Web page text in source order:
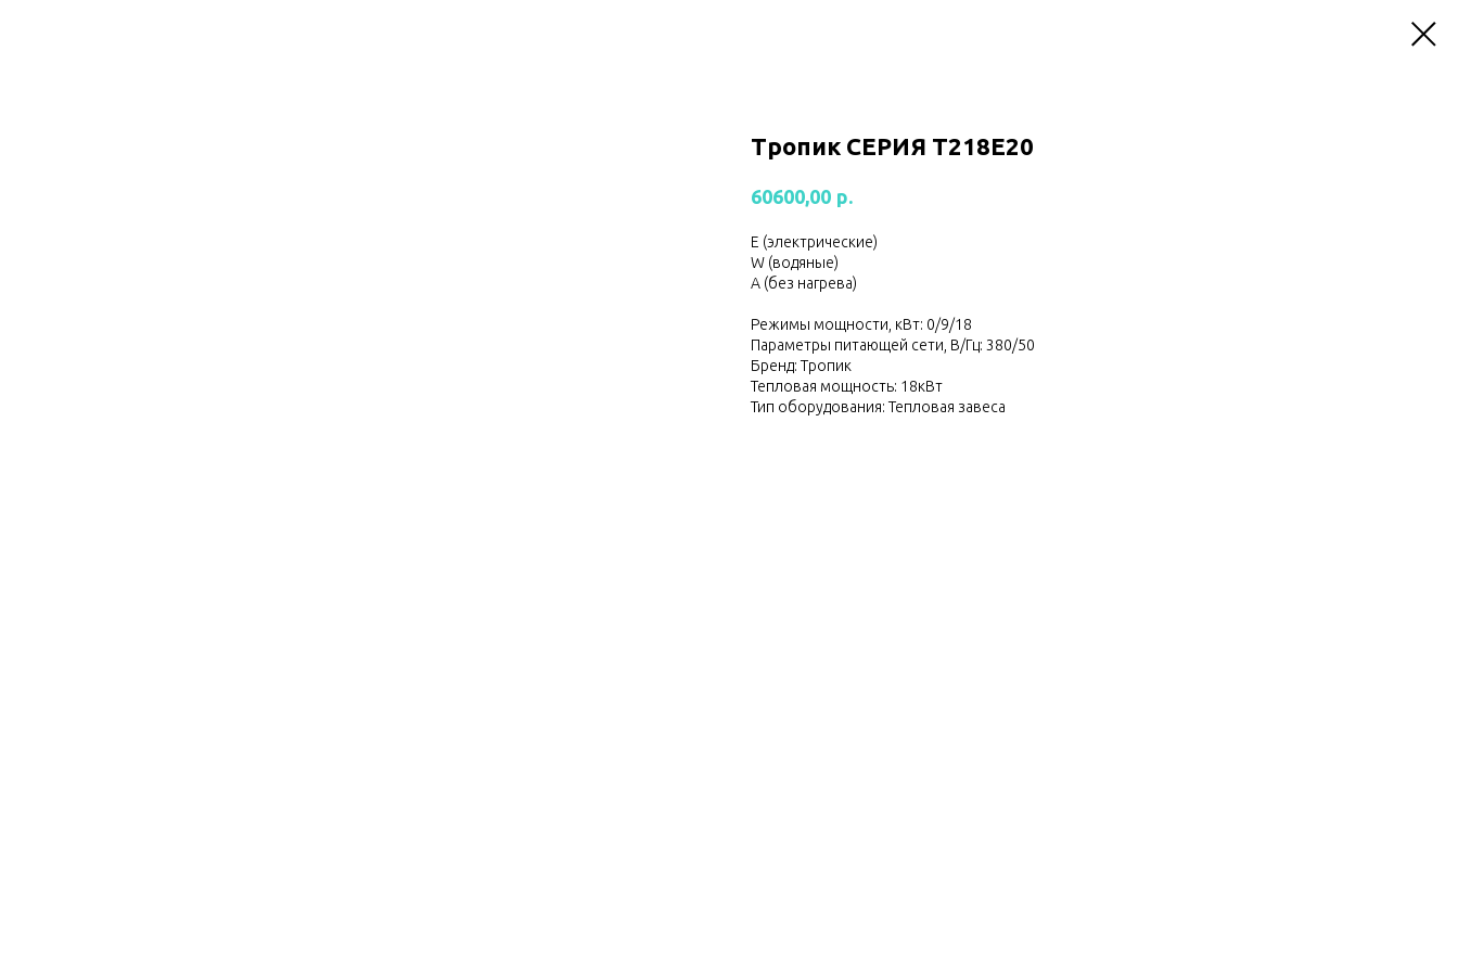
Тропик СЕРИЯ Т218Е20
60600,00 р.
Е (электрические)
W (водяные)
А (без нагрева)
Режимы мощности, кВт: 0/9/18
Параметры питающей сети, В/Гц: 380/50
Бренд: Тропик
Тепловая мощность: 18кВт
Тип оборудования: Тепловая завеса